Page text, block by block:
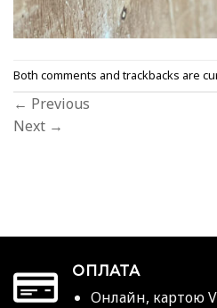
Both comments and trackbacks are
← Previous
Next →
ОПЛАТА
Онлайн, картою